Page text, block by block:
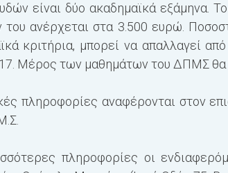
είναι δύο ακαδημαϊκά εξάμηνα.
του ανέρχεται στα 3.500 ευρώ.
κριτήρια, μπορεί να απαλλαγεί
Μέρος των μαθημάτων του ΔΠΜΣ θα
πληροφορίες αναφέρονται στον
πληροφορίες οι